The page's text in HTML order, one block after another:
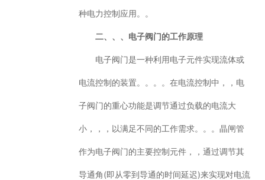
种电力控制应用。。
二、、、电子阀门的工作原理
电子阀门是一种利用电子元件实现流体或
电流控制的装置。。。。在电流控制中，，电
子阀门的重心功能是调节通过负载的电流大
小，，，以满足不同的工作需求。。。晶闸管
作为电子阀门的主要控制元件，，通过调节其
导通角(即从零到导通的时间延迟)来实现对电流